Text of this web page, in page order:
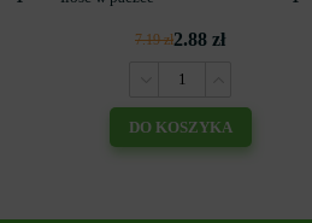
7.19 zł2.88 zł
DO KOSZYKA